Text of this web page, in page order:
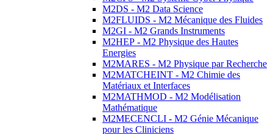
M2DS - M2 Data Science
M2FLUIDS - M2 Mécanique des Fluides
M2GI - M2 Grands Instruments
M2HEP - M2 Physique des Hautes
Energies
M2MARES - M2 Physique par Recherche
M2MATCHEINT - M2 Chimie des
Matériaux et Interfaces
M2MATHMOD - M2 Modélisation
Mathématique
M2MECENCLI - M2 Génie Mécanique
pour les Cliniciens